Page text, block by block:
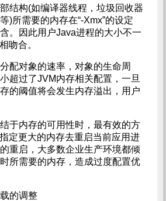
结构(如编译器线程，垃圾回收器
)所需要的内存在“-Xmx”的设定
。因此用户Java进程的大小不一
吻合。
配对象的速率，对象的生命周
超过了JVM内存相关配置，一旦
的阈值将会发生内存溢出，用户
于内存的可用性时，最有效的方
定更大的内存去重启当前应用进
重启，大多数企业生产环境都倾
所需要的内存，造成过度配置优
的调整